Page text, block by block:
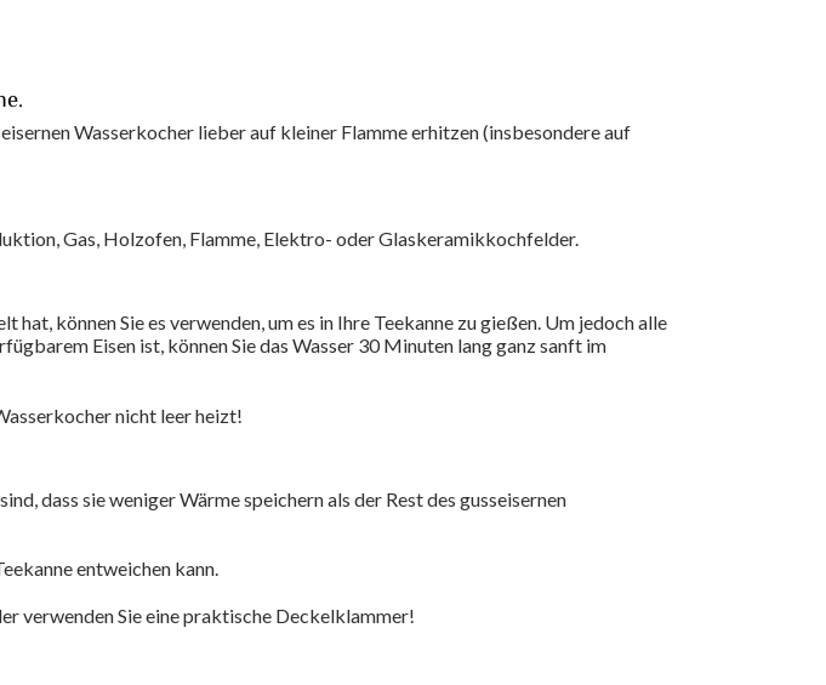
Wasserkocher lieber auf kleiner Flamme erhitzen (insbesondere auf
Gas, Holzofen, Flamme, Elektro- oder Glaskeramikkochfelder.
können Sie es verwenden, um es in Ihre Teekanne zu gießen. Um jedoch alle
Eisen ist, können Sie das Wasser 30 Minuten lang ganz sanft im
nicht leer heizt!
dass sie weniger Wärme speichern als der Rest des gusseisernen
entweichen kann.
verwenden Sie eine praktische Deckelklammer!